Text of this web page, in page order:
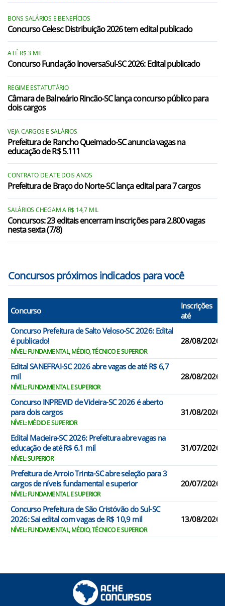
Erval Velho/SC
Fraiburgo/SC
Frei Rogério/SC
Herval d`Oeste/SC
Ibiam/SC
Ibicaré/SC
Iomerê/SC
Lebon Régis/SC
Luzerna/SC
Macieira/SC
Monte Carlo/SC
Pinheiro Preto/SC
BONS SALÁRIOS E BENEFÍCIOS
Concurso Celesc Distribuição 2026 tem edital publicado
ATÉ R$ 3 MIL
Concurso Fundação InoversaSul-SC 2026: Edital publicado
REGIME ESTATUTÁRIO
Câmara de Balneário Rincão-SC lança concurso público para
dois cargos
VEJA CARGOS E SALÁRIOS
Prefeitura de Rancho Queimado-SC anuncia vagas na
educação de R$ 5.111
CONTRATO DE ATE DOIS ANOS
Prefeitura de Braço do Norte-SC lança edital para 7 cargos
SALÁRIOS CHEGAM A R$ 14,7 MIL
Concursos: 23 editais encerram inscrições para 2.800 vagas
nesta sexta (7/8)
Concursos próximos indicados para você
Concurso
Inscrições
até
Concurso Prefeitura de Salto Veloso-SC 2026: Edital
é publicado!
NÍVEL: FUNDAMENTAL, MÉDIO, TÉCNICO E SUPERIOR
28/08/2026
Edital SANEFRAI-SC 2026 abre vagas de até R$ 6,7
mil
NÍVEL: FUNDAMENTAL E SUPERIOR
28/08/2026
Concurso INPREVID de Videira-SC 2026 é aberto
para dois cargos
NÍVEL: MÉDIO E SUPERIOR
31/08/2026
Edital Macieira-SC 2026: Prefeitura abre vagas na
educação de até R$ 6.1 mil
NÍVEL: SUPERIOR
31/07/2026
Prefeitura de Arroio Trinta-SC abre seleção para 3
cargos de níveis fundamental e superior
NÍVEL: FUNDAMENTAL E SUPERIOR
20/07/2026
Concurso Prefeitura de São Cristóvão do Sul-SC
2026: Sai edital com vagas de R$ 10,9 mil
NÍVEL: FUNDAMENTAL, MÉDIO, TÉCNICO E SUPERIOR
13/08/2026